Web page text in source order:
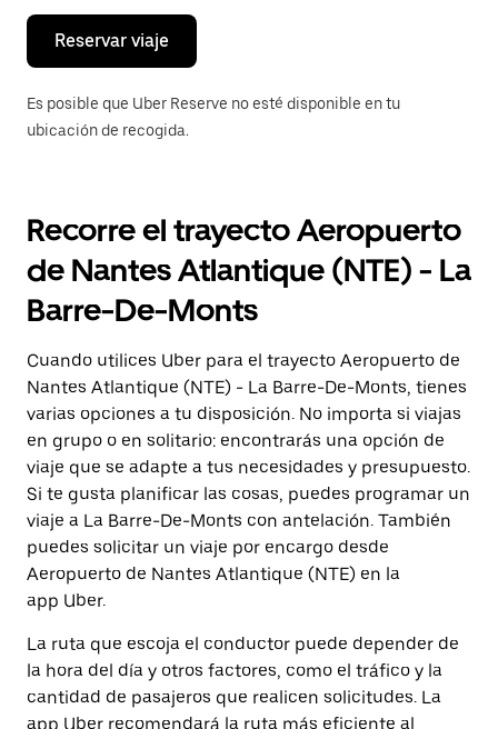
el
calendario.
Reservar viaje
Es posible que Uber Reserve no esté disponible en tu
ubicación de recogida.
Recorre el trayecto Aeropuerto
de Nantes Atlantique (NTE) - La
Barre-De-Monts
Cuando utilices Uber para el trayecto Aeropuerto de
Nantes Atlantique (NTE) - La Barre-De-Monts, tienes
varias opciones a tu disposición. No importa si viajas
en grupo o en solitario: encontrarás una opción de
viaje que se adapte a tus necesidades y presupuesto.
Si te gusta planificar las cosas, puedes programar un
viaje a La Barre-De-Monts con antelación. También
puedes solicitar un viaje por encargo desde
Aeropuerto de Nantes Atlantique (NTE) en la
app Uber.
La ruta que escoja el conductor puede depender de
la hora del día y otros factores, como el tráfico y la
cantidad de pasajeros que realicen solicitudes. La
app Uber recomendará la ruta más eficiente al